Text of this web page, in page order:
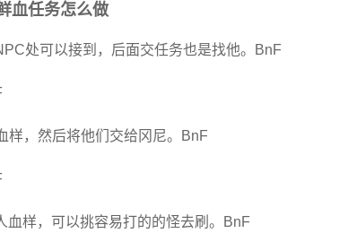
血任务怎么做
处可以接到，后面交任务也是找他。 BnF
，然后将他们交给冈尼。 BnF
样，可以挑容易打的的怪去刷。 BnF